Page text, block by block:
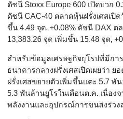
ดัชนี Stoxx Europe 600 เปิดบวก
ดัชนี CAC-40 ตลาดหุ้นฝรั่งเศสเปิ
ขึ้น 4.49 จุด, +0.08% ดัชนี DAX ต
13,383.26 จุด เพิ่มขึ้น 15.48 จุด,
สำหรับข้อมูลเศรษฐกิจยุโรปที่มีกา
ธนาคารกลางฝรั่งเศสเปิดเผยว่า
ฝรั่งเศสขยายตัวเพิ่มขึ้นแตะ 5.7 พั
5.3 พันล้านยูโรในเดือนต.ค. เนื่อ
พลังงานและอุปกรณ์การขนส่งร่วง